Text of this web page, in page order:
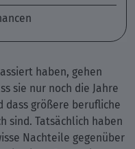
haben, gehen
sie nur noch die Jahre
dass größere berufliche
sind. Tatsächlich haben
Nachteile gegenüber